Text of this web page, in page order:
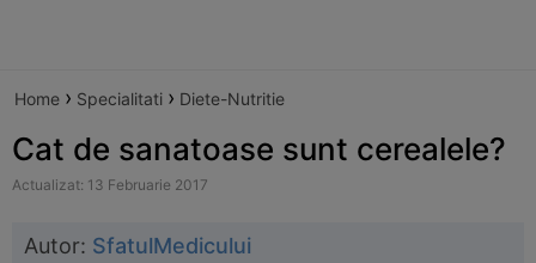
Home › Specialitati › Diete-Nutritie
Cat de sanatoase sunt cerealele?
Actualizat: 13 Februarie 2017
Autor: SfatulMedicului